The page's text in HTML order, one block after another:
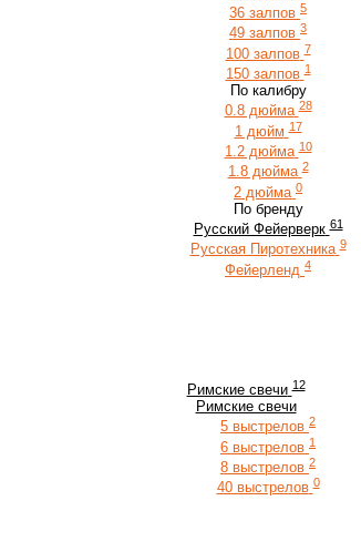
36 залпов 5
49 залпов 3
100 залпов 7
150 залпов 1
По калибру
0.8 дюйма 28
1 дюйм 17
1.2 дюйма 10
1.8 дюйма 2
2 дюйма 0
По бренду
Русский Фейерверк 61
Русская Пиротехника 9
Фейерленд 4
Римские свечи 12
Римские свечи
5 выстрелов 2
6 выстрелов 1
8 выстрелов 2
40 выстрелов 0